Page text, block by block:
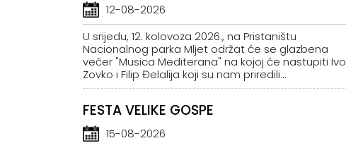
12-08-2026
U srijedu, 12. kolovoza 2026., na Pristaništu
Nacionalnog parka Mljet održat će se glazbena
večer "Musica Mediterana" na kojoj će nastupiti Ivo
Zovko i Filip Đelalija koji su nam priredili...
FESTA VELIKE GOSPE
15-08-2026